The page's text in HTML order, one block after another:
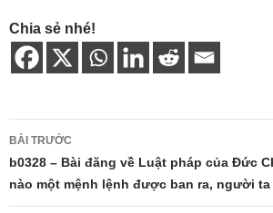
Chia sẻ nhé!
Điều
hướng
bài
BÀI TRƯỚC
b0328 – Bài đăng về Luật pháp của Đức
nào một mệnh lệnh được ban ra, người